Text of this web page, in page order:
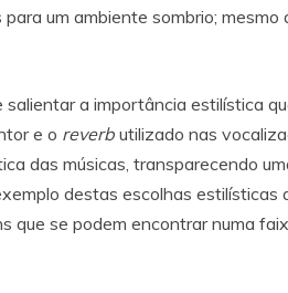
um ambiente sombrio; mesmo
a importância estilística
e o reverb utilizado nas
das músicas, transparecendo
destas escolhas estilísticas
que se podem encontrar numa